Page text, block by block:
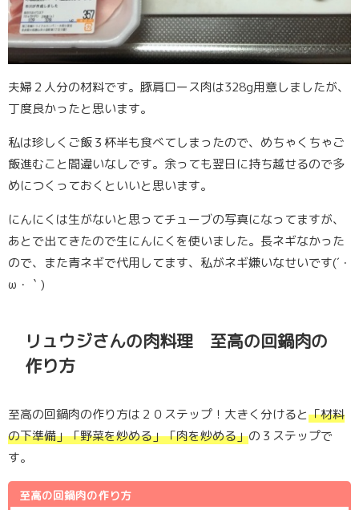
夫婦２人分の材料です。豚肩ロース肉は328g用意しましたが、
丁度良かったと思います。
私は珍しくご飯３杯半も食べてしまったので、めちゃくちゃご
飯進むこと間違いなしです。余っても翌日に持ち越せるので多
めにつくっておくといいと思います。
にんにくは生がないと思ってチューブの写真になってますが、
あとで出てきたので生にんにくを使いました。長ネギなかった
ので、また青ネギで代用してます、私がネギ嫌いなせいです(´・
ω・｀)
リュウジさんの肉料理 至高の回鍋肉の
作り方
至高の回鍋肉の作り方は２０ステップ！大きく分けると「材料
の下準備」「野菜を炒める」「肉を炒める」の３ステップで
す。
至高の回鍋肉の作り方